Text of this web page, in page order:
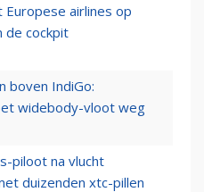
Europese airlines op
de cockpit
boven IndiGo:
widebody-vloot weg
piloot na vlucht
duizenden xtc-pillen